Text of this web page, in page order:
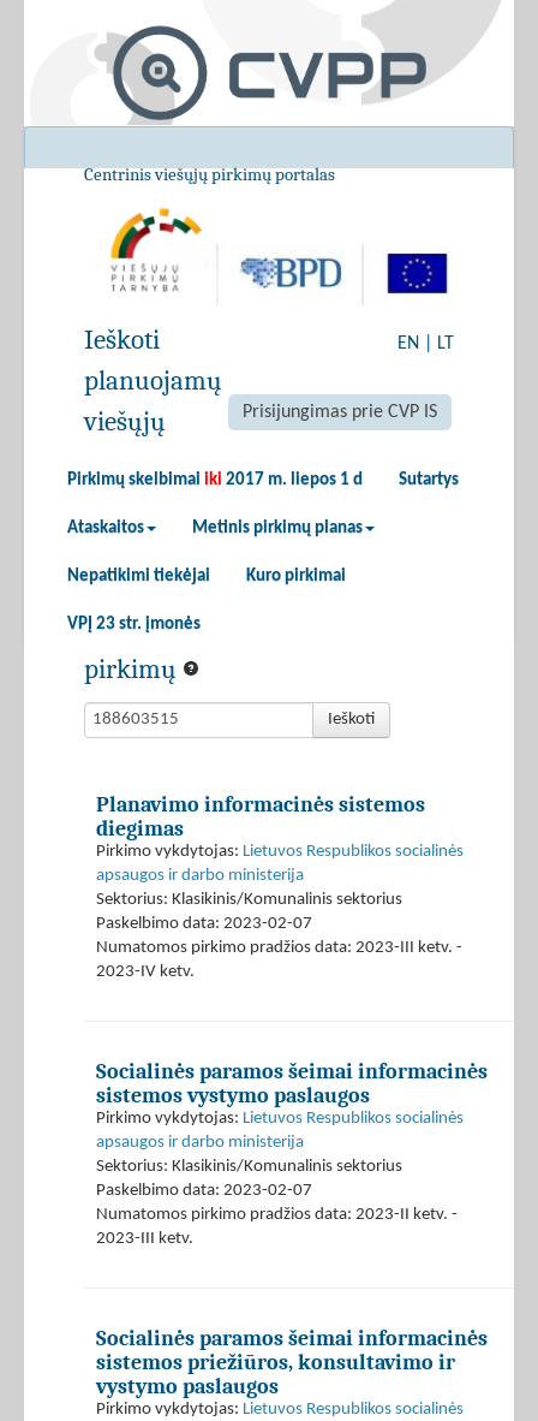
Centrinis viešųjų pirkimų portalas
EN LT
Prisijungimas prie CVP IS
Pirkimų skelbimai iki 2017 m. liepos 1 d Sutartys
Ataskaitos Metinis pirkimų planas
Nepatikimi tiekėjai Kuro pirkimai
VPĮ 23 str. įmonės
Ieškoti
planuojamų
viešųjų
pirkimų
Ieškoti
Planavimo informacinės sistemos
diegimas
Pirkimo vykdytojas: Lietuvos Respublikos socialinės
apsaugos ir darbo ministerija
Sektorius: Klasikinis/Komunalinis sektorius
Paskelbimo data: 2023-02-07
Numatomos pirkimo pradžios data: 2023-III ketv. -
2023-IV ketv.
Socialinės paramos šeimai informacinės
sistemos vystymo paslaugos
Pirkimo vykdytojas: Lietuvos Respublikos socialinės
apsaugos ir darbo ministerija
Sektorius: Klasikinis/Komunalinis sektorius
Paskelbimo data: 2023-02-07
Numatomos pirkimo pradžios data: 2023-II ketv. -
2023-III ketv.
Socialinės paramos šeimai informacinės
sistemos priežiūros, konsultavimo ir
vystymo paslaugos
Pirkimo vykdytojas: Lietuvos Respublikos socialinės